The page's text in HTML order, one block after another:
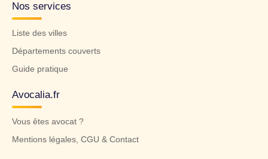
Nos services
Liste des villes
Départements couverts
Guide pratique
Avocalia.fr
Vous êtes avocat ?
Mentions légales, CGU & Contact